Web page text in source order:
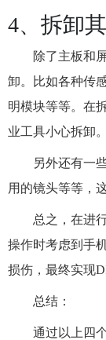
4、拆卸
除了主板和
卸。比如各种传
明模块等等。在
业工具小心拆卸。
另外还有一
用的镜头等等，
总之，在进
操作时考虑到手
损伤，最终实现
总结：
通过以上四